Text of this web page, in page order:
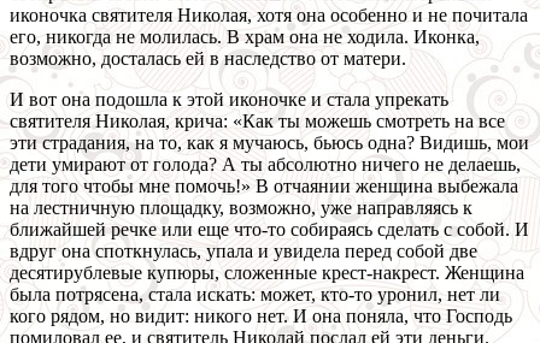
иконочка святителя Николая, хотя она особенно и не почитала
его, никогда не молилась. В храм она не ходила. Иконка,
возможно, досталась ей в наследство от матери.
И вот она подошла к этой иконочке и стала упрекать
святителя Николая, крича: «Как ты можешь смотреть на все
эти страдания, на то, как я мучаюсь, бьюсь одна? Видишь, мои
дети умирают от голода? А ты абсолютно ничего не делаешь,
для того чтобы мне помочь!» В отчаянии женщина выбежала
на лестничную площадку, возможно, уже направляясь к
ближайшей речке или еще что-то собираясь сделать с собой. И
вдруг она споткнулась, упала и увидела перед собой две
десятирублевые купюры, сложенные крест-накрест. Женщина
была потрясена, стала искать: может, кто-то уронил, нет ли
кого рядом, но видит: никого нет. И она поняла, что Господь
помиловал ее, и святитель Николай послал ей эти деньги.